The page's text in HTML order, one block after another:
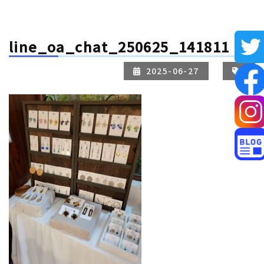
line_oa_chat_250625_141811
2025-06-27